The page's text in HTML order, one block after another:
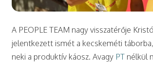
A PEOPLE TEAM nagy visszatérője
jelentkezett ismét a kecskeméti
neki a produktív káosz. Avagy PT nélkül